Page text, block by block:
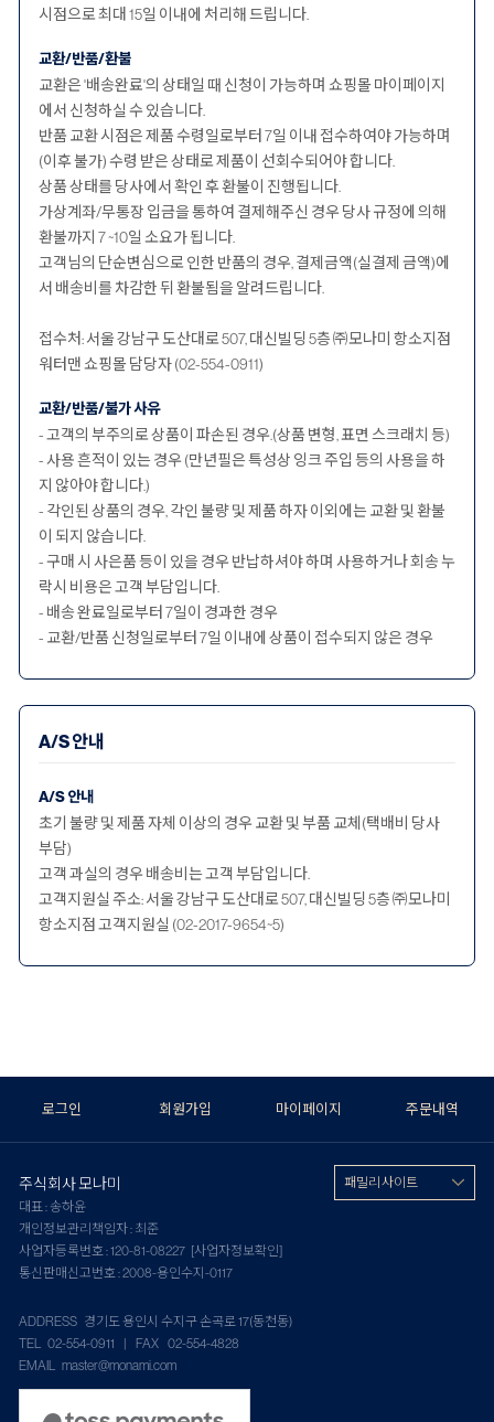
시점으로 최대 15일 이내에 처리해 드립니다.
교환/반품/환불
교환은 '배송완료'의 상태일 때 신청이 가능하며 쇼핑몰 마이페이지
에서 신청하실 수 있습니다.
반품 교환 시점은 제품 수령일로부터 7일 이내 접수하여야 가능하며
(이후 불가) 수령 받은 상태로 제품이 선회수되어야 합니다.
상품 상태를 당사에서 확인 후 환불이 진행됩니다.
가상계좌/무통장 입금을 통하여 결제해주신 경우 당사 규정에 의해
환불까지 7 ~10일 소요가 됩니다.
고객님의 단순변심으로 인한 반품의 경우, 결제금액(실결제 금액)에
서 배송비를 차감한 뒤 환불됨을 알려드립니다.
접수처: 서울 강남구 도산대로 507, 대신빌딩 5층 ㈜모나미 항소지점
워터맨 쇼핑몰 담당자 (02-554-0911)
교환/반품/불가 사유
- 고객의 부주의로 상품이 파손된 경우.(상품 변형, 표면 스크래치 등)
- 사용 흔적이 있는 경우 (만년필은 특성상 잉크 주입 등의 사용을 하
지 않아야 합니다.)
- 각인된 상품의 경우, 각인 불량 및 제품 하자 이외에는 교환 및 환불
이 되지 않습니다.
- 구매 시 사은품 등이 있을 경우 반납하셔야 하며 사용하거나 회송 누
락시 비용은 고객 부담입니다.
- 배송 완료일로부터 7일이 경과한 경우
- 교환/반품 신청일로부터 7일 이내에 상품이 접수되지 않은 경우
A/S 안내
A/S 안내
초기 불량 및 제품 자체 이상의 경우 교환 및 부품 교체(택배비 당사
부담)
고객 과실의 경우 배송비는 고객 부담입니다.
고객지원실 주소: 서울 강남구 도산대로 507, 대신빌딩 5층 ㈜모나미
항소지점 고객지원실 (02-2017-9654~5)
로그인 회원가입 마이페이지 주문내역
주식회사 모나미
대표 : 송하윤
개인정보관리책임자 : 최준
사업자등록번호 : 120-81-08227 [사업자정보확인]
통신판매신고번호 : 2008-용인수지-0117
ADDRESS 경기도 용인시 수지구 손곡로 17(동천동)
TEL 02-554-0911 | FAX 02-554-4828
EMAIL master@monami.com
패밀리 사이트